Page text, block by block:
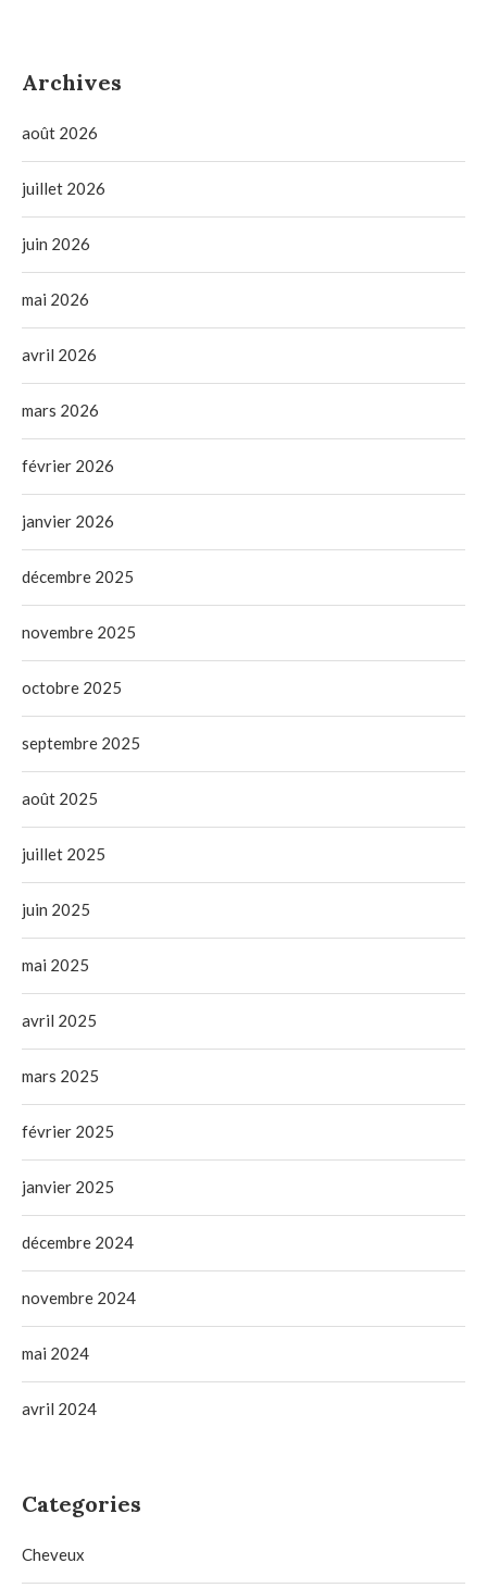
Archives
août 2026
juillet 2026
juin 2026
mai 2026
avril 2026
mars 2026
février 2026
janvier 2026
décembre 2025
novembre 2025
octobre 2025
septembre 2025
août 2025
juillet 2025
juin 2025
mai 2025
avril 2025
mars 2025
février 2025
janvier 2025
décembre 2024
novembre 2024
mai 2024
avril 2024
Categories
Cheveux